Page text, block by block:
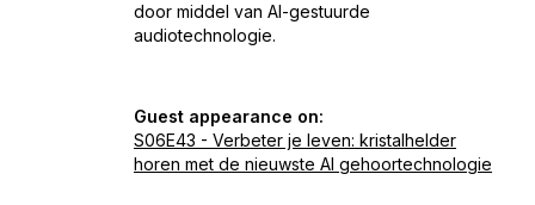
door middel van AI-gestuurde
audiotechnologie.
Guest appearance on:
S06E43 - Verbeter je leven: kristalhelder
horen met de nieuwste AI gehoortechnologie